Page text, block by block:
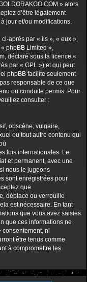
» alors
d’être légalement
jour et/ou modifications.
après par « ils », « eux »,
phpBB Limited »,
déclaré sous la licence «
par « GPL ») et qui peut
phpBB facilite seulement
responsable de ce que
ou conduite permis. Pour
consulter :
obscène, vulgaire,
ou tout autre contenu qui
lois internationales. Le
et permanent, avec une
nous le jugeons
sont enregistrées pour
que
déplace ou verrouille
est nécessaire. En tant
que vous avez saisies
que ces informations ne
consentement, ni
être tenus comme
à compromettre les